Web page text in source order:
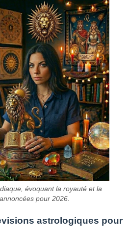
évoquant la royauté et la
pour 2026.
astrologiques pour